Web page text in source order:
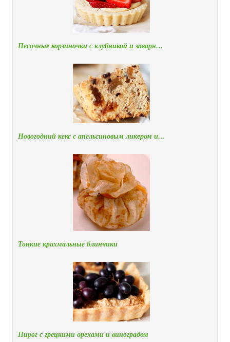
Песочные корзиночки с клубникой и заварн…
Новогодний кекс с апельсиновым ликером и…
Тонкие крахмальные блинчики
Пирог с грецкими орехами и виноградом